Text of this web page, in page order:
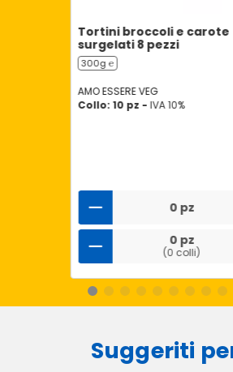
Tortini broccoli e carote
surgelati 8 pezzi
300g ℮
AMO ESSERE VEG
Collo: 10 pz - IVA 10%
0 pz
0 pz
(0 colli)
Suggeriti